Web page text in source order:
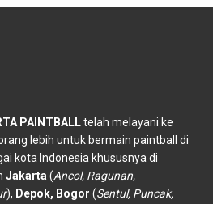
PAINTBALLtelah melayani ke
lebih untuk bermain paintball di
kota Indonesia khususnya di
Jakarta(Ancol, Ragunan,
), Depok, Bogor (Sentul, Puncak,